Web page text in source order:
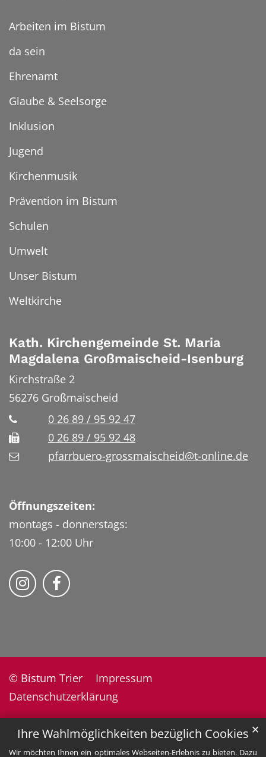
Ihre Wahlmöglichkeiten bezüglich Cookies
Wir möchten Ihnen ein optimales Webseiten-Erlebnis zu bieten. Dazu
✕
Arbeiten im Bistum
da sein
Ehrenamt
Glaube & Seelsorge
Inklusion
Jugend
Kirchenmusik
Prävention im Bistum
Schulen
Umwelt
Unser Bistum
Weltkirche
Kath. Kirchengemeinde St. Maria
Magdalena Großmaischeid-Isenburg
Kirchstraße 2
56276 Großmaischeid
0 26 89 / 95 92 47
0 26 89 / 95 92 48
pfarrbuero-grossmaischeid@t-online.de
Öffnungszeiten:
montags - donnerstags:
10:00 - 12:00 Uhr
Folge uns auf Instragram
Fogle uns auf Facebook
© Bistum Trier
Impressum
Datenschutzerklärung